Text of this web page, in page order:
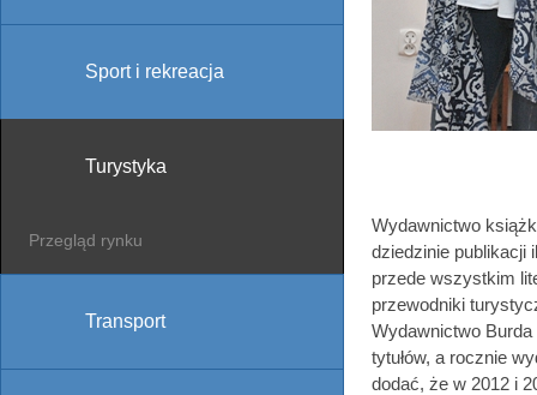
Sport i rekreacja
Turystyka
Przegląd rynku
Transport
Wydawnictwo
dziedzinie publikacji
przede wszystkim
przewodniki
Wydawnictwo
tytułów, a rocznie
dodać, że w 2012 i